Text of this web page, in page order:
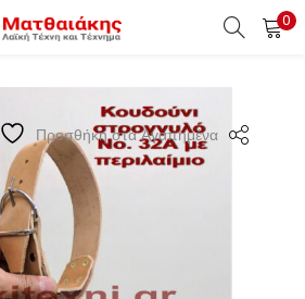
0
Προσθήκη στα Αγαπημένα
Password για την είσοδο σας ώς